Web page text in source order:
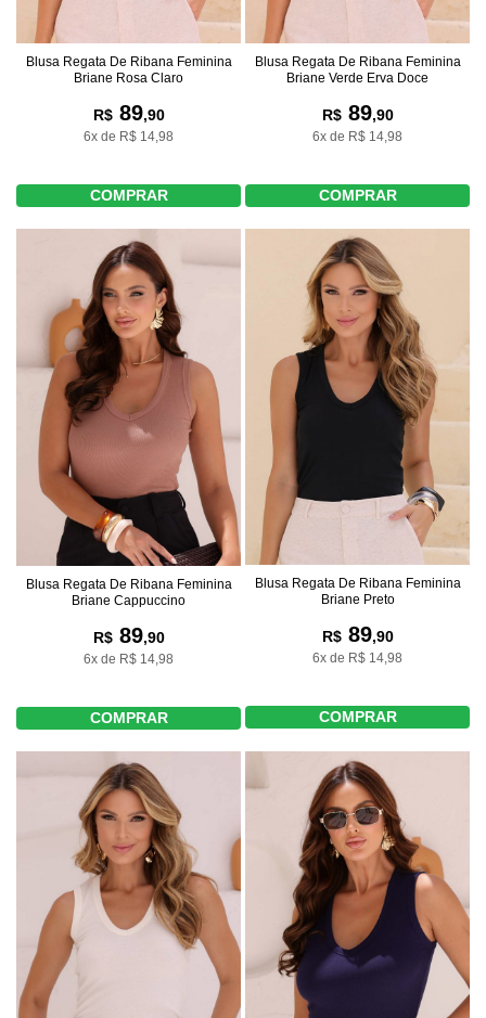
Blusa Regata De Ribana Feminina
Briane Rosa Claro
R$89,90
6x de R$ 14,98
COMPRAR
Blusa Regata De Ribana Feminina
Briane Verde Erva Doce
R$89,90
6x de R$ 14,98
COMPRAR
Blusa Regata De Ribana Feminina
Briane Cappuccino
R$89,90
6x de R$ 14,98
COMPRAR
Blusa Regata De Ribana Feminina
Briane Preto
R$89,90
6x de R$ 14,98
COMPRAR